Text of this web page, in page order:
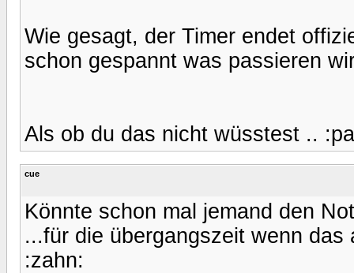
Wie gesagt, der Timer endet
schon gespannt was passieren
Als ob du das nicht wüsstest ..
cue
Könnte schon mal jemand den
...für die übergangszeit wenn
:zahn: